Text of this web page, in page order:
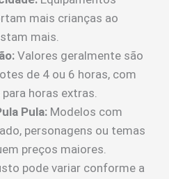
mais crianças ao
mais.
Valores geralmente são
de 4 ou 6 horas, com
horas extras.
Pula: Modelos com
personagens ou temas
preços maiores.
pode variar conforme a